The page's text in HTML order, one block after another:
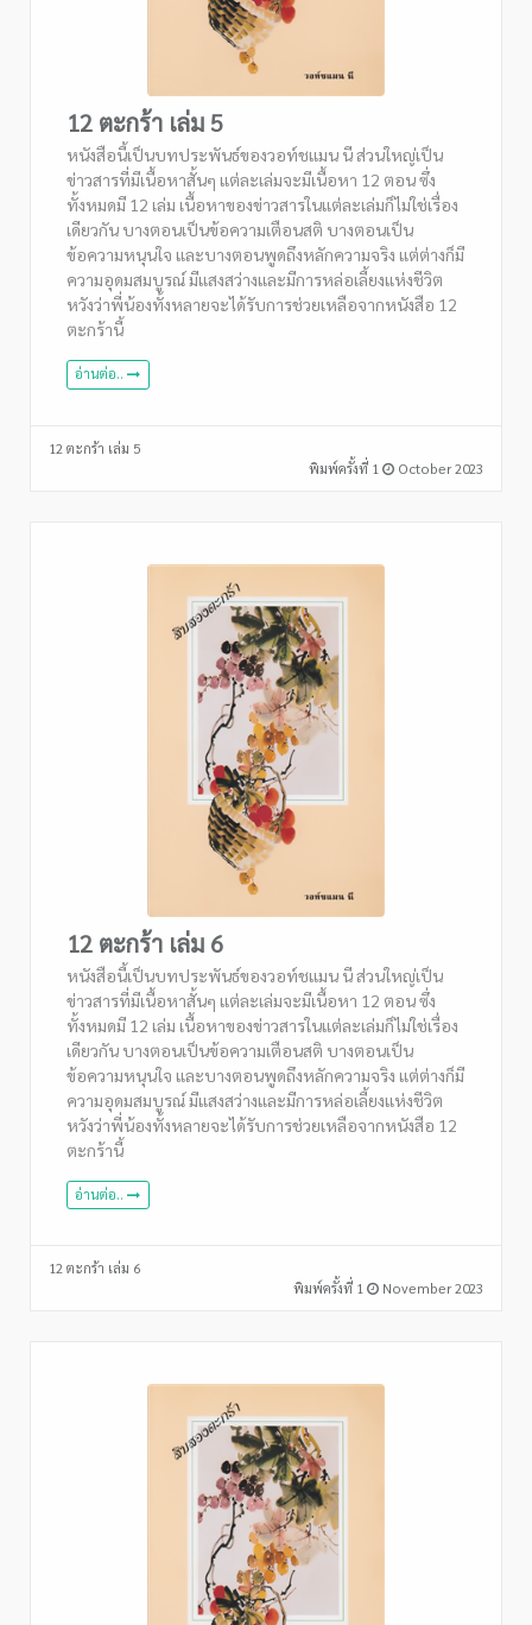
12 ตะกร้า เล่ม 5
หนังสือนี้เป็นบทประพันธ์ของวอท์ชแมน นี ส่วนใหญ่เป็น
ข่าวสารที่มีเนื้อหาสั้นๆ แต่ละเล่มจะมีเนื้อหา 12 ตอน ซึ่ง
ทั้งหมดมี 12 เล่ม เนื้อหาของข่าวสารในแต่ละเล่มก็ไม่ใช่เรื่อง
เดียวกัน บางตอนเป็นข้อความเตือนสติ บางตอนเป็น
ข้อความหนุนใจ และบางตอนพูดถึงหลักความจริง แต่ต่างก็มี
ความอุดมสมบูรณ์ มีแสงสว่างและมีการหล่อเลี้ยงแห่งชีวิต
หวังว่าพี่น้องทั้งหลายจะได้รับการช่วยเหลือจากหนังสือ 12
ตะกร้านี้
อ่านต่อ..
12 ตะกร้า เล่ม 5
พิมพ์ครั้งที่ 1
October 2023
12 ตะกร้า เล่ม 6
หนังสือนี้เป็นบทประพันธ์ของวอท์ชแมน นี ส่วนใหญ่เป็น
ข่าวสารที่มีเนื้อหาสั้นๆ แต่ละเล่มจะมีเนื้อหา 12 ตอน ซึ่ง
ทั้งหมดมี 12 เล่ม เนื้อหาของข่าวสารในแต่ละเล่มก็ไม่ใช่เรื่อง
เดียวกัน บางตอนเป็นข้อความเตือนสติ บางตอนเป็น
ข้อความหนุนใจ และบางตอนพูดถึงหลักความจริง แต่ต่างก็มี
ความอุดมสมบูรณ์ มีแสงสว่างและมีการหล่อเลี้ยงแห่งชีวิต
หวังว่าพี่น้องทั้งหลายจะได้รับการช่วยเหลือจากหนังสือ 12
ตะกร้านี้
อ่านต่อ..
12 ตะกร้า เล่ม 6
พิมพ์ครั้งที่ 1
November 2023